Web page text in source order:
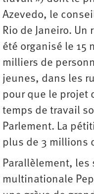
Azevedo, le
Rio de Janeiro.
été organisé le 15
milliers de
jeunes, dans les
pour que le projet
temps de travail
Parlement. La
plus de 3 millions
Parallèlement, les
multinationale